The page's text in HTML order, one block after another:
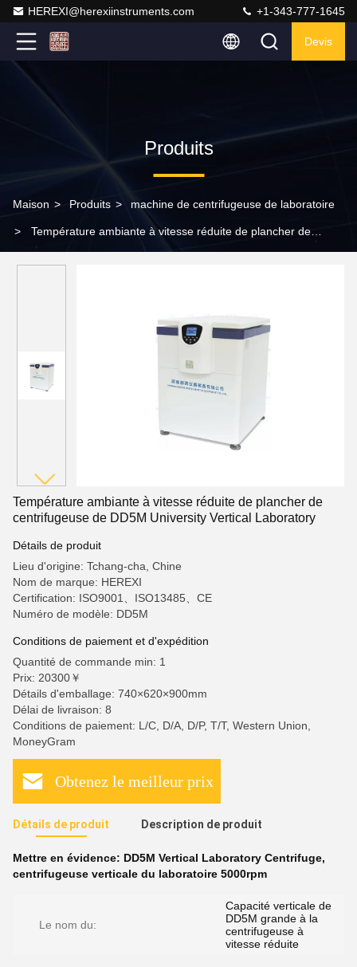
HEREXI@herexiinstruments.com +1-343-777-1645
Devis
Produits
Maison > Produits > machine de centrifugeuse de laboratoire
> Température ambiante à vitesse réduite de plancher de
Température ambiante à vitesse réduite de plancher de
centrifugeuse de DD5M University Vertical Laboratory
Détails de produit
Lieu d'origine: Tchang-cha, Chine
Nom de marque: HEREXI
Certification: ISO9001、ISO13485、CE
Numéro de modèle: DD5M
Conditions de paiement et d'expédition
Quantité de commande min: 1
Prix: 20300￥
Détails d'emballage: 740×620×900mm
Délai de livraison: 8
Conditions de paiement: L/C, D/A, D/P, T/T, Western Union,
MoneyGram
Obtenez le meilleur prix
Détails de produit Description de produit
Mettre en évidence: DD5M Vertical Laboratory Centrifuge,
centrifugeuse verticale du laboratoire 5000rpm
Le nom du:
Capacité verticale de
DD5M grande à la
centrifugeuse à
vitesse réduite